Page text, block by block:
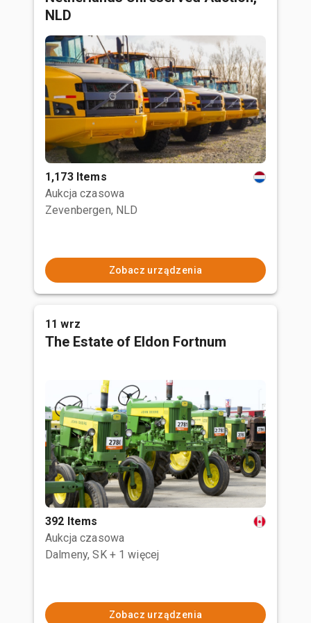
NLD
1,173 Items
Aukcja czasowa
Zevenbergen, NLD
Zobacz urządzenia
11 wrz
The Estate of Eldon Fortnum
392 Items
Aukcja czasowa
Dalmeny, SK + 1 więcej
Zobacz urządzenia